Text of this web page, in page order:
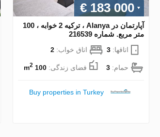
€ 183 000
آپارتمان در Alanya ، ترکیه 2 خوابه ، 100
متر مربع. شماره 216539
اتاقها: 3 اتاق خواب: 2
حمام: 3 فضای زندگی: 100 m
2
Buy properties in Turkey